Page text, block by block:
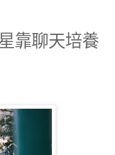
靠聊天培養